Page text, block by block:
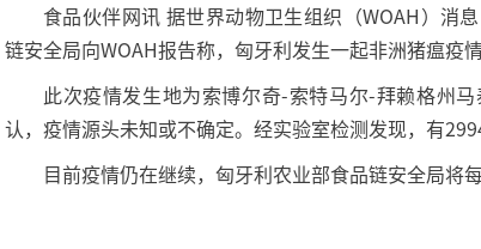
食品伙伴网讯 据世界动物卫生组织（WOAH）消
链安全局向WOAH报告称，匈牙利发生一起非洲猪瘟疫情
此次疫情发生地为索博尔奇-索特马尔-拜赖格州
认，疫情源头未知或不确定。经实验室检测发现，有
目前疫情仍在继续，匈牙利农业部食品链安全局将